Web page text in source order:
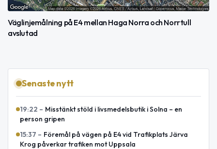
Väglinjemålning på E4 mellan Haga Norra och Norrtull
avslutad
Senaste nytt
19:22 – Misstänkt stöld i livsmedelsbutik i Solna – en
person gripen
15:37 – Föremål på vägen på E4 vid Trafikplats Järva
Krog påverkar trafiken mot Uppsala